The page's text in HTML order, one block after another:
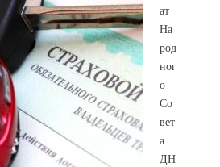
ат
На
род
ног
о
Со
вет
а
ДН